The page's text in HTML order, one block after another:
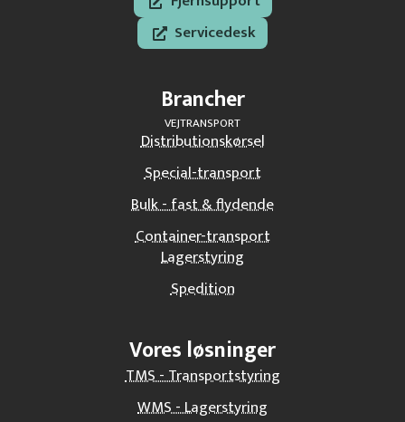
Servicedesk
Brancher
VEJTRANSPORT
Distributionskørsel
Special-transport
Bulk - fast & flydende
Container-transport
Lagerstyring
Spedition
Vores løsninger
TMS - Transportstyring
WMS - Lagerstyring